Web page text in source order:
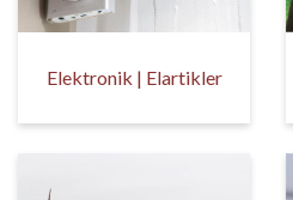
Elektronik | Elartikler